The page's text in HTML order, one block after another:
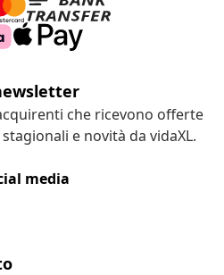
che ricevono offerte
e novità da vidaXL.
media